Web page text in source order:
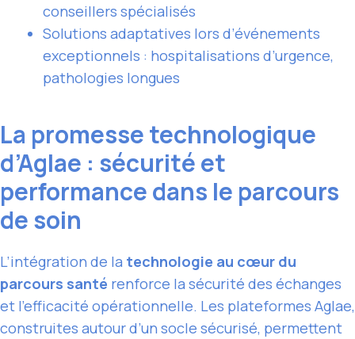
conseillers spécialisés
Solutions adaptatives lors d’événements
exceptionnels : hospitalisations d’urgence,
pathologies longues
La promesse technologique
d’Aglae : sécurité et
performance dans le parcours
de soin
L’intégration de la technologie au cœur du
parcours santé renforce la sécurité des échanges
et l’efficacité opérationnelle. Les plateformes Aglae,
construites autour d’un socle sécurisé, permettent